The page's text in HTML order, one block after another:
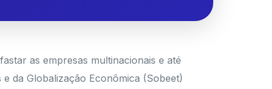
as empresas multinacionais e até
da Globalização Econômica (Sobeet)